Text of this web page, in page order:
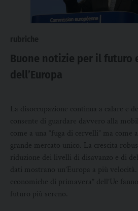
Buone notizie per il futuro
dell’Europa
La disoccupazione continua a calare e
consente di guardare davvero alla
come a una “fuga di cervelli” ma come
grande mercato unico. La crescita
riduzione dei livelli di disavanzo e di
dati mostrano un’Europa a più
economiche di primavera” dell’Ue
futuro più sereno.